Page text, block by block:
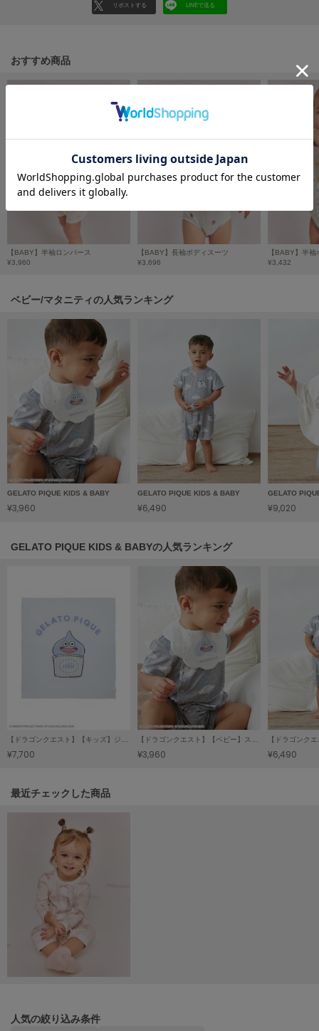
GELATO PIQUE CAT&DOG
gelato pique Sleep
ジェラート ピケ スリープ
へノン
HUNTER
ハンター
HOKA ONEONE
ホカ オネオネ
KEEN
キーン
LAATO
ラート
ル
LeSportsac
レスポートサック
LILY BROWN
リリーブラウン
LITTLE UNION TOKYO
MICHU COQUETTE
ミチュ コケット
ミースロエ
miies miim
ミーエスミーム
ミラオーウェン
モワージュ
リポストする LINEで送る
おすすめ商品
【BABY】半袖ロンパース
¥3,960
【BABY】長袖ボディスーツ
¥3,696
【BABY】半
¥3,432
ベビー/マタニティの人気ランキング
GELATO PIQUE KIDS & BABY
¥3,960
GELATO PIQUE KIDS & BABY
¥6,490
GELATO
¥9,020
GELATO PIQUE KIDS & BABYの人気ランキング
【ドラゴンクエスト】【キッズ】ジャガードブランケット
¥7,700
【ドラゴンクエスト】【ベビー】スカラップスタイ
¥3,960 ¥6,490
関連記事
最近チェックした商品
人気の絞り込み条件